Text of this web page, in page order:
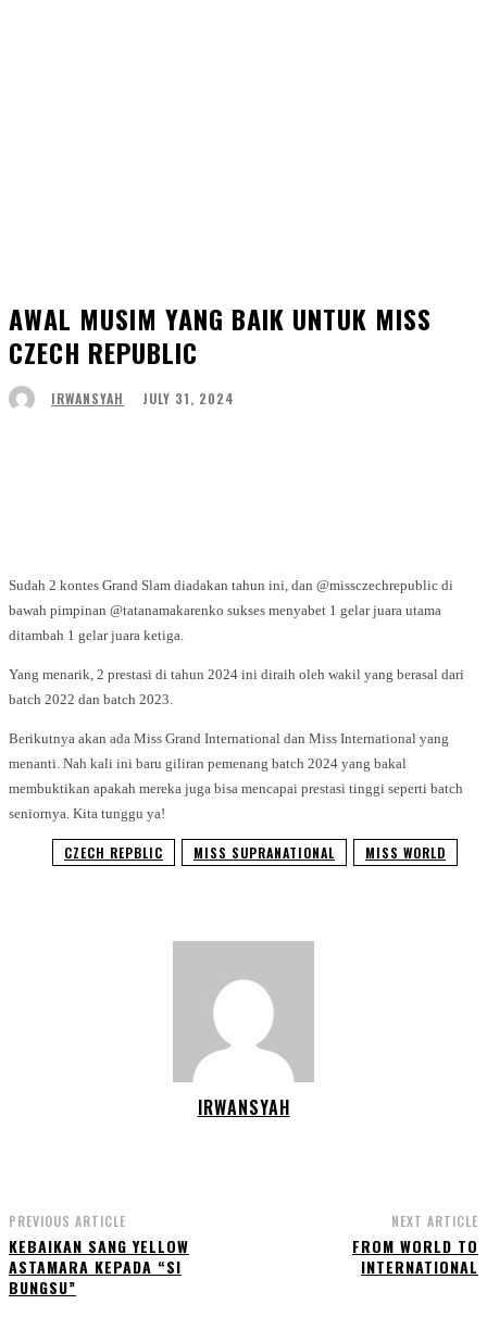
AWAL MUSIM YANG BAIK UNTUK MISS
CZECH REPUBLIC
IRWANSYAH JULY 31, 2024
Sudah 2 kontes Grand Slam diadakan tahun ini, dan @missczechrepublic di
bawah pimpinan @tatanamakarenko sukses menyabet 1 gelar juara utama
ditambah 1 gelar juara ketiga.
Yang menarik, 2 prestasi di tahun 2024 ini diraih oleh wakil yang berasal dari
batch 2022 dan batch 2023.
Berikutnya akan ada Miss Grand International dan Miss International yang
menanti. Nah kali ini baru giliran pemenang batch 2024 yang bakal
membuktikan apakah mereka juga bisa mencapai prestasi tinggi seperti batch
seniornya. Kita tunggu ya!
CZECH REPBLIC MISS SUPRANATIONAL MISS WORLD
IRWANSYAH
PREVIOUS ARTICLE
KEBAIKAN SANG YELLOW
ASTAMARA KEPADA “SI
BUNGSU”
NEXT ARTICLE
FROM WORLD TO
INTERNATIONAL